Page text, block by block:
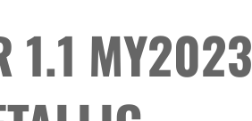
1.1 MY2023